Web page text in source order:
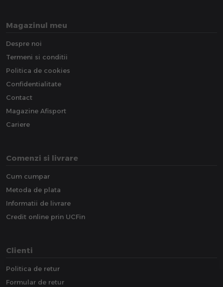
Magazinul meu
Despre noi
Termeni si conditii
Politica de cookies
Confidentialitate
Contact
Magazine Afisport
Cariere
Comenzi si livrare
Cum cumpar
Metoda de plata
Informatii de livrare
Credit online prin UCFin
Clienti
Politica de retur
Formular de retur